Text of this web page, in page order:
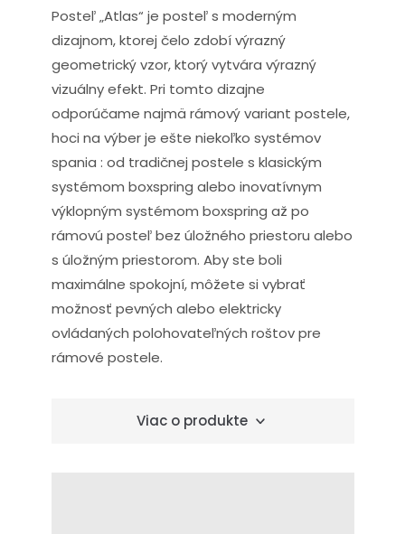
Posteľ „Atlas“ je posteľ s moderným
dizajnom, ktorej čelo zdobí výrazný
geometrický vzor, ktorý vytvára výrazný
vizuálny efekt. Pri tomto dizajne
odporúčame najmä rámový variant postele,
hoci na výber je ešte niekoľko systémov
spania : od tradičnej postele s klasickým
systémom boxspring alebo inovatívnym
výklopným systémom boxspring až po
rámovú posteľ bez úložného priestoru alebo
s úložným priestorom. Aby ste boli
maximálne spokojní, môžete si vybrať
možnosť pevných alebo elektricky
ovládaných polohovateľných roštov pre
rámové postele.
Viac o produkte